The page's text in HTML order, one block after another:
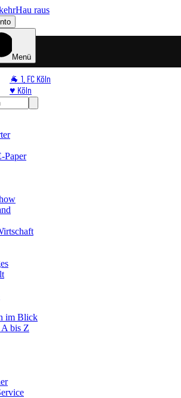
Hau raus
Menü
🐐 1. FC Köln
♥️ Köln
⭐ Promi
🛒 Shoppingwelt
Paper
im Blick
bis Z